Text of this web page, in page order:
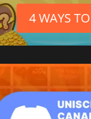
4 WAYS